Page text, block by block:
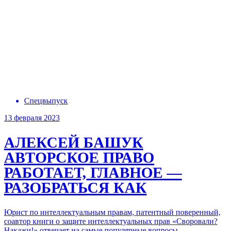
Спецвыпуск
13 февраля 2023
АЛЕКСЕЙ БАШУК
АВТОРСКОЕ ПРАВО
РАБОТАЕТ, ГЛАВНОЕ —
РАЗОБРАТЬСЯ КАК
Юрист по интеллектуальным правам, патентный поверенный,
соавтор книги о защите интеллектуальных прав «Своровали?